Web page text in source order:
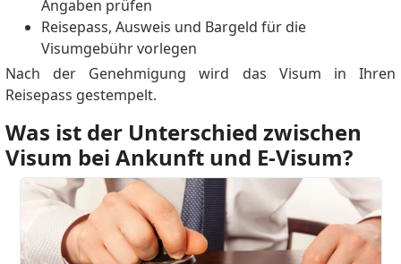
Angaben prüfen
Reisepass, Ausweis und Bargeld für die
Visumgebühr vorlegen
Nach der Genehmigung wird das Visum in Ihren
Reisepass gestempelt.
Was ist der Unterschied zwischen
Visum bei Ankunft und E‑Visum?